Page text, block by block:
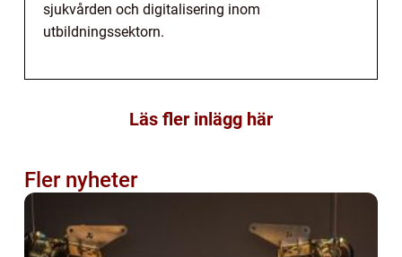
sjukvården och digitalisering inom
utbildningssektorn.
Läs fler inlägg här
Fler nyheter